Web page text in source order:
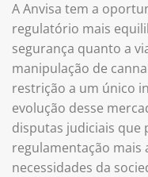
A Anvisa tem a
regulatório mais
segurança quanto a
manipulação de
restrição a um único
evolução desse
disputas judiciais que
regulamentação mais
necessidades da